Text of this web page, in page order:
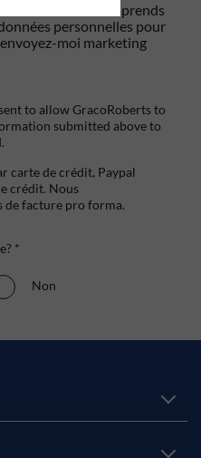
actualités. Je comprends
personnelles pour
moi marketing
to allow GracoRoberts to
submitted above to
carte de crédit, Paypal
crédit. Nous
de facture pro forma.
*
Non